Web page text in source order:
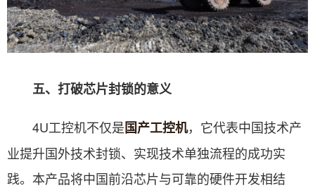
五、打破芯片封锁的意义
4U工控机不仅是国产工控机，它代表中国技术产
业提升国外技术封锁、实现技术单独流程的成功实
践。本产品将中国前沿芯片与可靠的硬件开发相结